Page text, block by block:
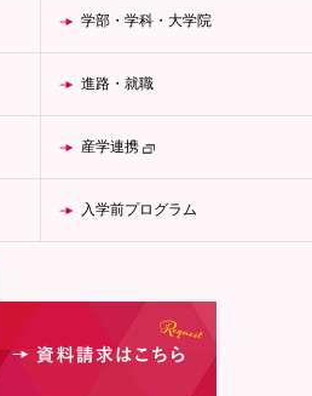
学部・学科・大学院
進路・就職
産学連携
入学前プログラム